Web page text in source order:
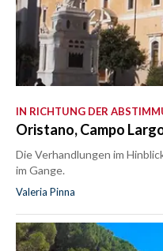
IN RICHTUNG DER
Oristano, Campo
Die Verhandlungen im
im Gange.
Valeria Pinna